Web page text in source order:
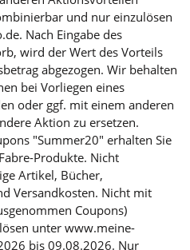
und nur einzulösen
Nach Eingabe des
wird der Wert des Vorteils
abgezogen. Wir behalten
bei Vorliegen eines
oder ggf. mit einem anderen
Aktion zu ersetzen.
"Summer20" erhalten Sie
Produkte. Nicht
Artikel, Bücher,
Versandkosten. Nicht mit
Coupons)
unter www.meine-
bis 09.08.2026. Nur